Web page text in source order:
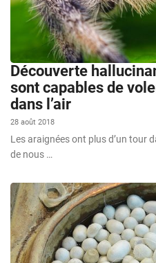
Découverte
sont capables de
dans l’air
28 août 2018
Les araignées ont plus d’un tour
de nous …